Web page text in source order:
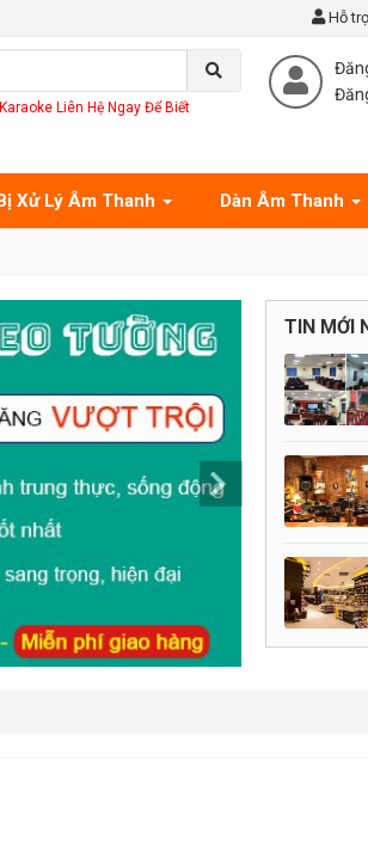
Hỗ
Liên Hệ Ngay Để Biết
Xử Lý Âm Thanh Dàn Âm Thanh
TIN MỚI